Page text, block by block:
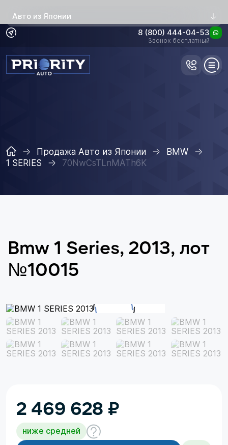
Авто из Японии
8 (800) 444-04-53
Звонок бесплатный
Продажа Авто из Японии
BMW
1 SERIES
70NwCsTLnMATh6K
Bmw 1 Series, 2013, лот
№10015
2 469 628 ₽
ниже средней